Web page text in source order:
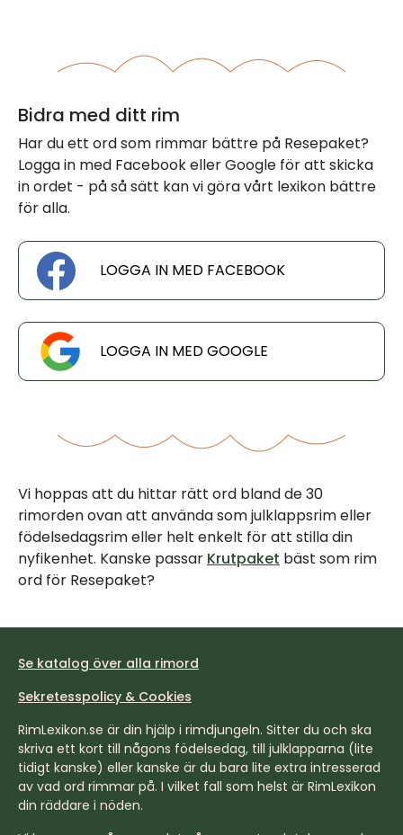
Bidra med ditt rim
Har du ett ord som rimmar bättre på Resepaket?
Logga in med Facebook eller Google för att skicka
in ordet - på så sätt kan vi göra vårt lexikon bättre
för alla.
LOGGA IN MED FACEBOOK
LOGGA IN MED GOOGLE
Vi hoppas att du hittar rätt ord bland de 30
rimorden ovan att använda som julklappsrim eller
födelsedagsrim eller helt enkelt för att stilla din
nyfikenhet. Kanske passar Krutpaket bäst som rim
ord för Resepaket?
Se katalog över alla rimord
Sekretesspolicy & Cookies
RimLexikon.se är din hjälp i rimdjungeln. Sitter du och ska
skriva ett kort till någons födelsedag, till julklapparna (lite
tidigt kanske) eller kanske är du bara lite extra intresserad
av vad ord rimmar på. I vilket fall som helst är RimLexikon
din räddare i nöden.